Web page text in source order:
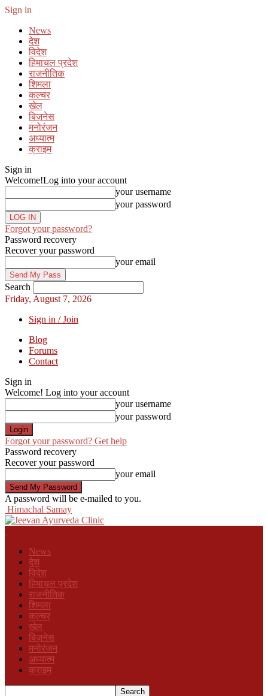
Sign in
News
देश
विदेश
हिमाचल प्रदेश
राजनीतिक
शिमला
कल्चर
खेल
बिज़नेस
मनोरंजन
अध्यात्म
क्राइम
Sign in
Welcome!Log into your account
your username
your password
Forgot your password?
Password recovery
Recover your password
your email
Search
Friday, August 7, 2026
Sign in / Join
Blog
Forums
Contact
Sign in
Welcome! Log into your account
your username
your password
Forgot your password? Get help
Password recovery
Recover your password
your email
A password will be e-mailed to you.
Himachal Samay
News
देश
विदेश
हिमाचल प्रदेश
राजनीतिक
शिमला
कल्चर
खेल
बिज़नेस
मनोरंजन
अध्यात्म
क्राइम